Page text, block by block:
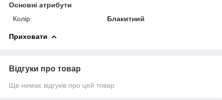
Основні атрибути
Колір
Блакитний
Приховати
Відгуки про товар
Ще немає відгуків про цей товар